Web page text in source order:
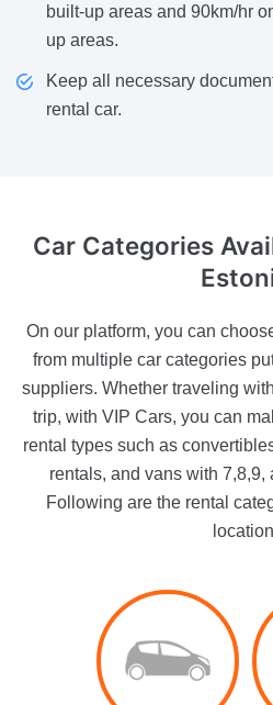
built-up areas and 90km/hr
up areas.
Keep all necessary
rental car.
Car Categories
On our platform, you can
from multiple car categories
suppliers. Whether traveling
trip, with VIP Cars, you can
rental types such as
rentals, and vans with 7,8,9,
Following are the rental